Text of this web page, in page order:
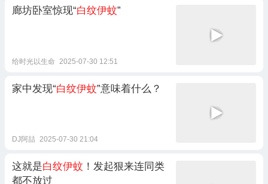
廊坊卧室惊现“白纹伊蚊”
给时光以生命 2025-07-30 12:51
家中发现“白纹伊蚊”意味着什么？
DJ阿喆 2025-07-30 21:04
这就是白纹伊蚊 ！发起狠来连同类
都不放过